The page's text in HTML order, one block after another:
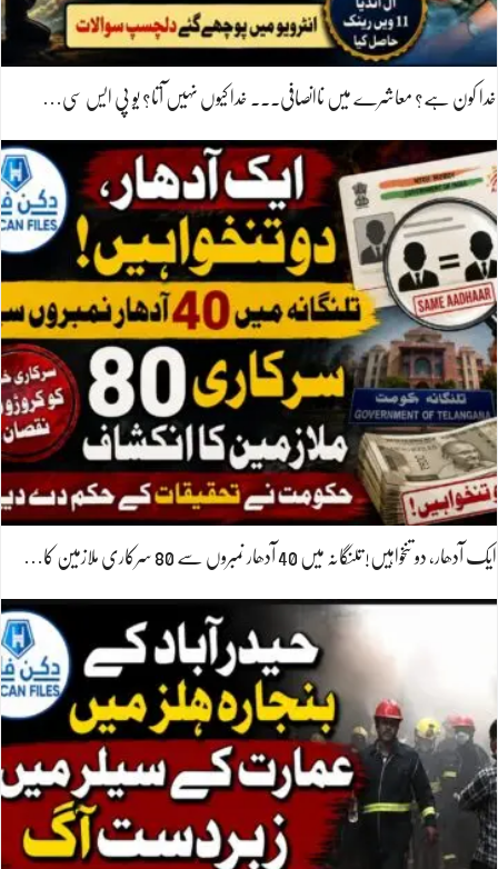
خدا کون ہے؟ معاشرے میں ناانصافی۔۔۔ خدا کیوں نہیں آتا؟ یو پی ایس سی…
ایک آدھار، دو تنخواہیں! تلنگانہ میں 40 آدھار نمبروں سے 80 سرکاری ملازمین کا…